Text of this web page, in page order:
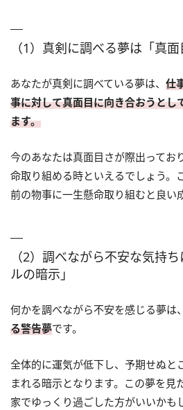
（1）真剣に調べる夢は「真面
あなたが真剣に調べている夢は、 仕
事に対して真面目に向き合おうとし
ます。
今のあなたは真面目さが際出ってお
命取り組める時といえるでしょう。
前の物事に一生懸命取り組むと良い
（2）調べながら不安な気持
ルの暗示」
何かを調べながら不安を感じる夢は、
る警告夢です。
全体的に運気が低下し、予期せぬと
まれる暗示となります。この夢を見
家でゆっくり過ごした方がいいかも